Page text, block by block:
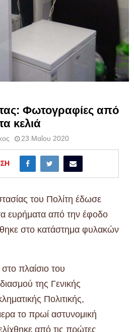
Φωτογραφίες από
κελιά
23 Μαΐου 2020
του Πολίτη έδωσε
ευρήματα από την έφοδο
στο κατάστημα φυλακών
πλαίσιο του
της Γενικής
Πολιτικής,
το πρωί αστυνομική
από τις πρώτες